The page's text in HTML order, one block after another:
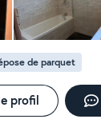
de parquet
profil